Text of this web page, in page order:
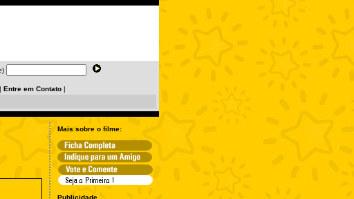
| Entre em Contato |
Mais sobre o filme:
Publicidade